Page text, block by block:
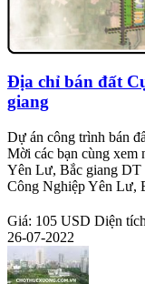
Địa chỉ bán đất
giang
Dự án công trình bán
Mời các bạn cùng xem
Yên Lư, Bắc giang DT
Công Nghiệp Yên Lư,
Giá: 105 USD Diện
26-07-2022